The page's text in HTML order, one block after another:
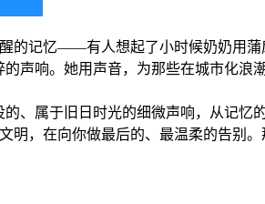
的记忆——有人想起了小时候奶奶用
声响。她用声音，为那些在城市化浪
、属于旧日时光的细微声响，从记忆
，在向你做最后的、最温柔的告别。